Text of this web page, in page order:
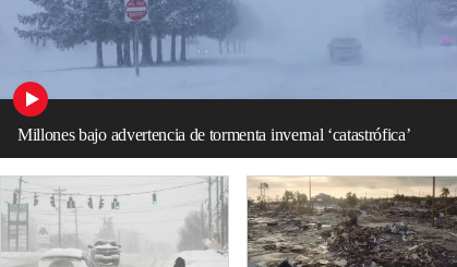
Millones bajo advertencia de tormenta invernal ‘catastrófica’